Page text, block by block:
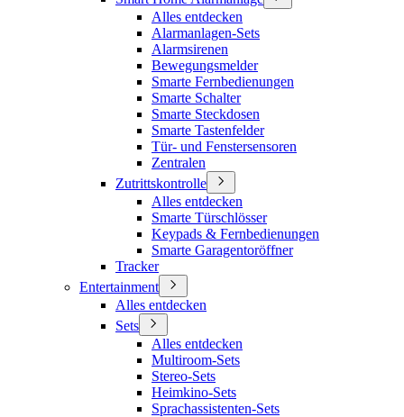
Alles entdecken
Alarmanlagen-Sets
Alarmsirenen
Bewegungsmelder
Smarte Fernbedienungen
Smarte Schalter
Smarte Steckdosen
Smarte Tastenfelder
Tür- und Fenstersensoren
Zentralen
Zutrittskontrolle
Alles entdecken
Smarte Türschlösser
Keypads & Fernbedienungen
Smarte Garagentoröffner
Tracker
Entertainment
Alles entdecken
Sets
Alles entdecken
Multiroom-Sets
Stereo-Sets
Heimkino-Sets
Sprachassistenten-Sets